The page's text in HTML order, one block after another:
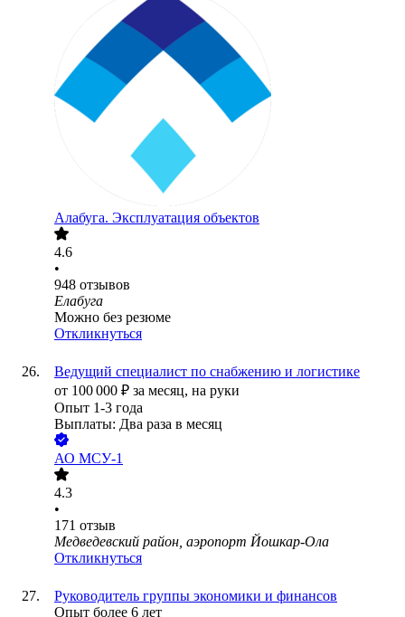
Алабуга. Эксплуатация объектов
4.6
•
948 отзывов
Елабуга
Можно без резюме
Откликнуться
Ведущий специалист по снабжению и логистике
от 100 000 ₽ за месяц, на руки
Опыт 1-3 года
Выплаты: Два раза в месяц
АО МСУ-1
4.3
•
171 отзыв
Медведевский район, аэропорт Йошкар-Ола
Откликнуться
Руководитель группы экономики и финансов
Опыт более 6 лет